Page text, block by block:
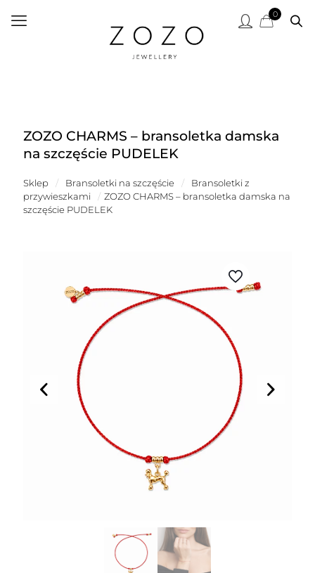
0
ZOZO CHARMS – bransoletka damska
na szczęście PUDELEK
Sklep / Bransoletki na szczęście /
Bransoletki z
przywieszkami
/ ZOZO CHARMS – bransoletka damska na
szczęście PUDELEK